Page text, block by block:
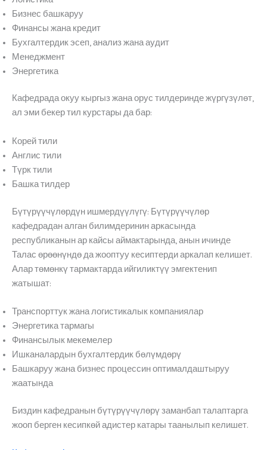
Бизнес башкаруу
Финансы жана кредит
Бухгалтердик эсеп, анализ жана аудит
Менеджмент
Энергетика
Кафедрада окуу кыргыз жана орус тилдеринде жүргүзүлөт,
ал эми бекер тил курстары да бар:
Корей тили
Англис тили
Түрк тили
Башка тилдер
Бүтүрүүчүлөрдүн ишмердүүлүгү: Бүтүрүүчүлөр
кафедрадан алган билимдеринин аркасында
республиканын ар кайсы аймактарында, анын ичинде
Талас өрөөнүндө да жооптуу кесиптерди аркалап келишет.
Алар төмөнкү тармактарда ийгиликтүү эмгектенип
жатышат:
Транспорттук жана логистикалык компаниялар
Энергетика тармагы
Финансылык мекемелер
Ишканалардын бухгалтердик бөлүмдөрү
Башкаруу жана бизнес процессин оптималдаштыруу
жаатында
Биздин кафедранын бүтүрүүчүлөрү заманбап талаптарга
жооп берген кесипкөй адистер катары таанылып келишет.